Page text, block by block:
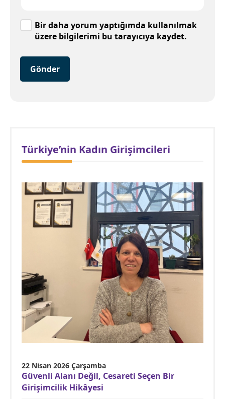
Bir daha yorum yaptığımda kullanılmak
üzere bilgilerimi bu tarayıcıya kaydet.
Gönder
Türkiye’nin Kadın Girişimcileri
22 Nisan 2026 Çarşamba
Güvenli Alanı Değil, Cesareti Seçen Bir
Girişimcilik Hikâyesi